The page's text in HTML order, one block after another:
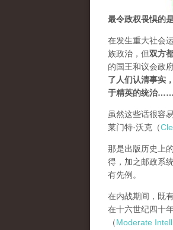
最令政权畏惧的
在发生重大社会
族政治，但双方
的国王和议会政
了人们认清事实
于精英的统治…
虽然这些话很容
莱门特·沃克（
那是出版历史上
得，加之邮政系
有先例。
在内战期间，既
在十六世纪四十
（Moderate